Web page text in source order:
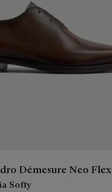
Démesure Neo Flex
Softy